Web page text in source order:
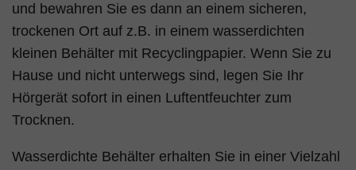
und bewahren Sie es dann an einem sicheren,
trockenen Ort auf z.B. in einem wasserdichten
kleinen Behälter mit Recyclingpapier. Wenn Sie zu
Hause und nicht unterwegs sind, legen Sie Ihr
Hörgerät sofort in einen Luftentfeuchter zum
Trocknen.
Wasserdichte Behälter erhalten Sie in einer Vielzahl